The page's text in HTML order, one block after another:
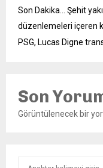
Son Dakika… Şehit
düzenlemeleri içeren
PSG, Lucas Digne
Son
Görüntülenecek bir